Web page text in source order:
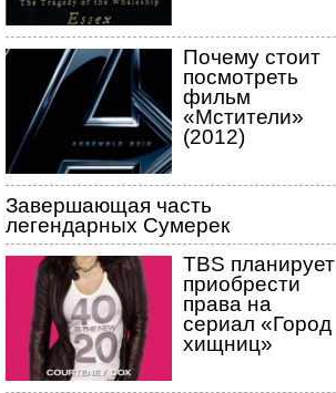
Почему стоит
посмотреть
фильм
«Мстители»
(2012)
Завершающая часть
легендарных Сумерек
TBS планирует
приобрести
права на
сериал «Город
хищниц»